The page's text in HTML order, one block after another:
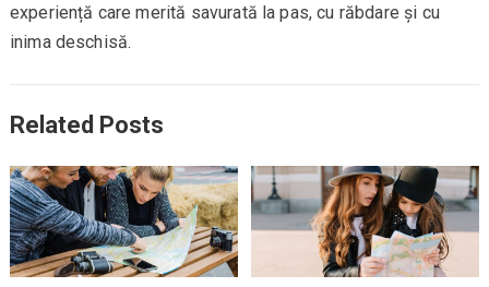
experiență care merită savurată la pas, cu răbdare și cu
inima deschisă.
Related Posts